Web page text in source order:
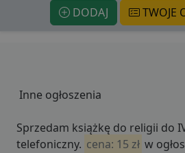
DODAJ TWOJE
Inne ogłoszenia
Sprzedam książkę do religii do
telefoniczny. cena: 15 zł w